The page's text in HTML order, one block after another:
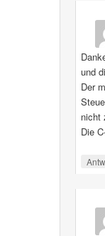
und
Der
nicht
Die